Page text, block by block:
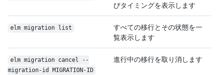
びタイミングを表示します
elm migration list
すべての移行とその状態を一
覧表示します
elm migration cancel --
migration-id MIGRATION-ID
進行中の移行を取り消します